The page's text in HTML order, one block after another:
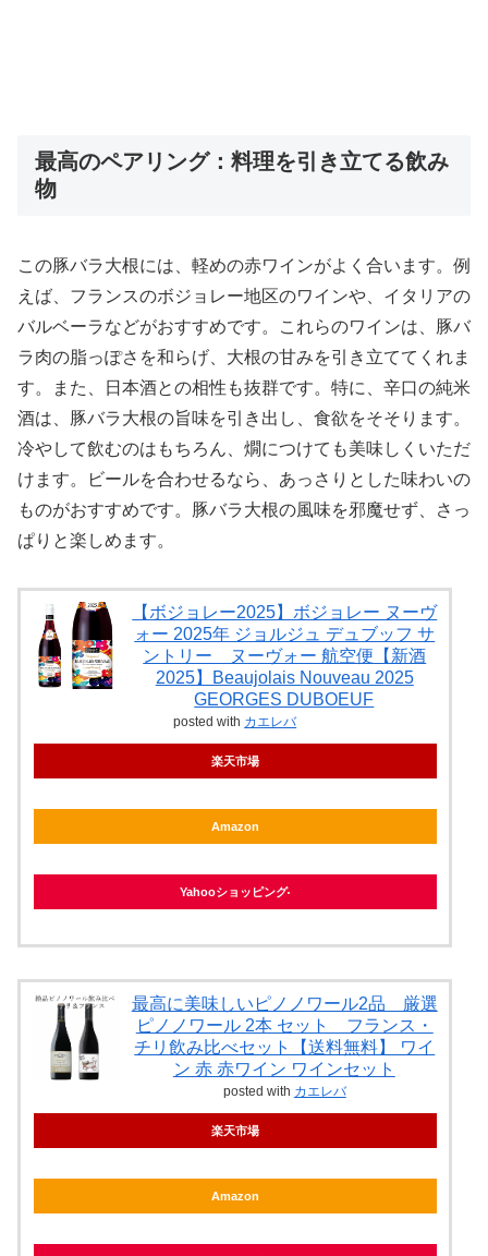
最高のペアリング：料理を引き立てる飲み
物
この豚バラ大根には、軽めの赤ワインがよく合います。例
えば、フランスのボジョレー地区のワインや、イタリアの
バルベーラなどがおすすめです。これらのワインは、豚バ
ラ肉の脂っぽさを和らげ、大根の甘みを引き立ててくれま
す。また、日本酒との相性も抜群です。特に、辛口の純米
酒は、豚バラ大根の旨味を引き出し、食欲をそそります。
冷やして飲むのはもちろん、燗につけても美味しくいただ
けます。ビールを合わせるなら、あっさりとした味わいの
ものがおすすめです。豚バラ大根の風味を邪魔せず、さっ
ぱりと楽しめます。
【ボジョレー2025】ボジョレー ヌーヴ
ォー 2025年 ジョルジュ デュブッフ サ
ントリー ヌーヴォー 航空便【新酒
2025】Beaujolais Nouveau 2025
GEORGES DUBOEUF
posted with カエレバ
楽天市場
Amazon
Yahooショッピング
最高に美味しいピノノワール2品 厳選
ピノノワール 2本 セット フランス・
チリ飲み比べセット【送料無料】 ワイ
ン 赤 赤ワイン ワインセット
posted with カエレバ
楽天市場
Amazon